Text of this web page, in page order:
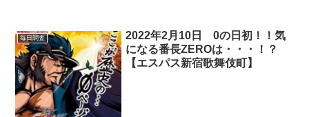
毎日調査
2022年2月10日 0の日初！！気
になる番長ZEROは・・・！？
【エスパス新宿歌舞伎町】